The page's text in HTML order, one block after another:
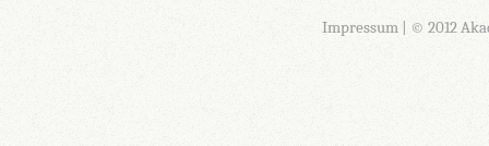
Impressum| © 2012